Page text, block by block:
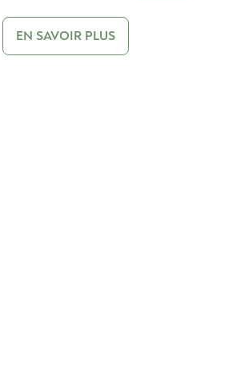
EN SAVOIR PLUS